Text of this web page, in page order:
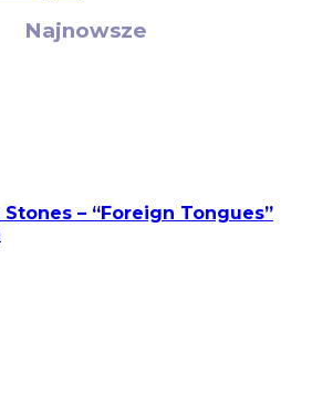
Najnowsze
– “Foreign Tongues”